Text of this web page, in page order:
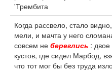
'Трембита
Когда рассвело, стало
мели, и мачта у него
совсем не береглись :
кустов, где сидел Марбод,
что тот мог бы без труда